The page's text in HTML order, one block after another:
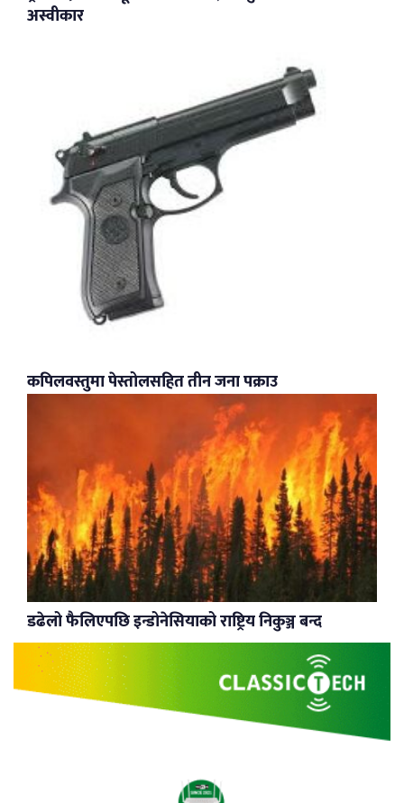
अस्वीकार
कपिलवस्तुमा पेस्तोलसहित तीन जना पक्राउ
डढेलो फैलिएपछि इन्डोनेसियाको राष्ट्रिय निकुञ्ज बन्द